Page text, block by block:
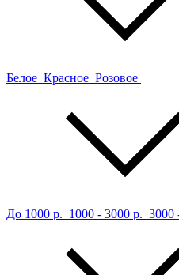
Белое Красное Розовое
До 1000 р. 1000 - 3000 р. 3000